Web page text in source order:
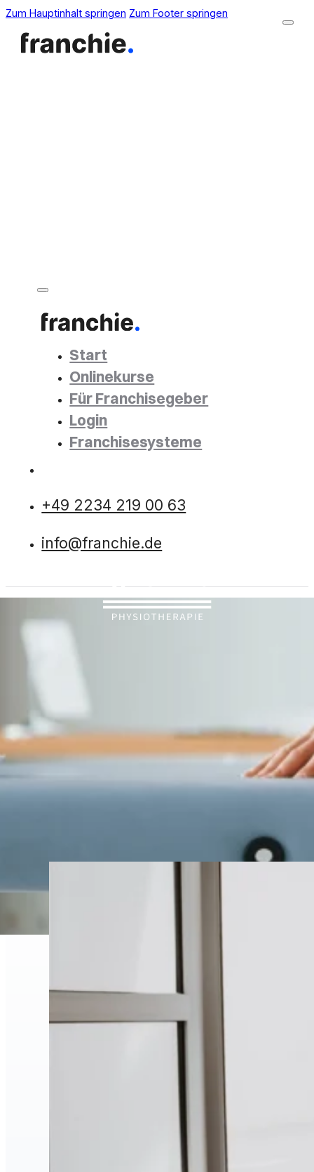
Zum Hauptinhalt springen Zum Footer springen
Start
Onlinekurse
Für Franchisegeber
Login
Franchisesysteme
+49 2234 219 00 63
info@franchie.de
Moventis Franchise
Moventis steht für moderne Physiotherapie,
hochwertige physiotherapeutische Leistungen
hinweg an mehreren Standorten erprobt, bietet